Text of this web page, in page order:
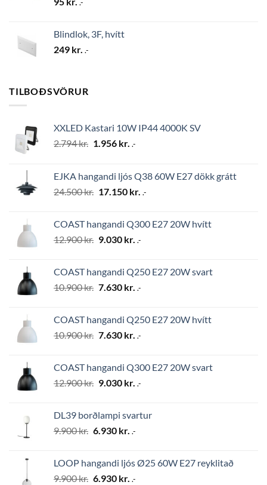
.-
Blindlok, 3F, hvítt
249 kr. .-
TILBOÐSVÖRUR
XXLED Kastari 10W IP44 4000K SV
2.794kr. Original
2.794 kr..
1.956 kr. Current
1.956 kr..
.-
EJKA hangandi ljós Q38 60W E27 dökk grátt
24.500kr. Original
24.500 kr..
17.150 kr. Current
17.150 kr..
.-
COAST hangandi Q300 E27 20W hvítt
12.900kr. Original
12.900 kr..
9.030 kr. Current
9.030 kr..
.-
COAST hangandi Q250 E27 20W svart
10.900kr. Original
10.900 kr..
7.630 kr. Current
7.630 kr..
.-
COAST hangandi Q250 E27 20W hvítt
10.900kr. Original
10.900 kr..
7.630 kr. Current
7.630 kr..
.-
COAST hangandi Q300 E27 20W svart
12.900kr. Original
12.900 kr..
9.030 kr. Current
9.030 kr..
.-
DL39 borðlampi svartur
9.900kr. Original
9.900 kr..
6.930 kr. Current
6.930 kr..
.-
LOOP hangandi ljós Ø25 60W E27 reyklitað
9.900kr. Original
6.930 kr. Current
.-